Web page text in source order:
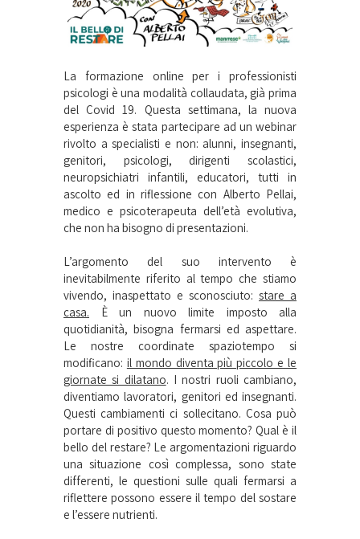
La formazione online per i professionisti
psicologi è una modalità collaudata, già prima
del Covid 19. Questa settimana, la nuova
esperienza è stata partecipare ad un webinar
rivolto a specialisti e non: alunni, insegnanti,
genitori, psicologi, dirigenti scolastici,
neuropsichiatri infantili, educatori, tutti in
ascolto ed in riflessione con Alberto Pellai,
medico e psicoterapeuta dell’età evolutiva,
che non ha bisogno di presentazioni.
L’argomento del suo intervento è
inevitabilmente riferito al tempo che stiamo
vivendo, inaspettato e sconosciuto: stare a
casa. È un nuovo limite imposto alla
quotidianità, bisogna fermarsi ed aspettare.
Le nostre coordinate spaziotempo si
modificano: il mondo diventa più piccolo e le
giornate si dilatano. I nostri ruoli cambiano,
diventiamo lavoratori, genitori ed insegnanti.
Questi cambiamenti ci sollecitano. Cosa può
portare di positivo questo momento? Qual è il
bello del restare? Le argomentazioni riguardo
una situazione così complessa, sono state
differenti, le questioni sulle quali fermarsi a
riflettere possono essere il tempo del sostare
e l’essere nutrienti.